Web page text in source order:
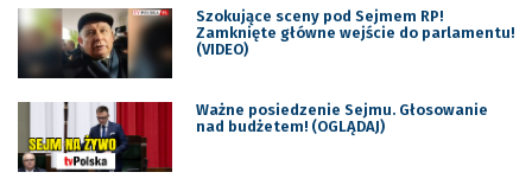
Szokujące sceny pod Sejmem RP!
Zamknięte główne wejście do parlamentu!
(VIDEO)
Ważne posiedzenie Sejmu. Głosowanie
nad budżetem! (OGLĄDAJ)